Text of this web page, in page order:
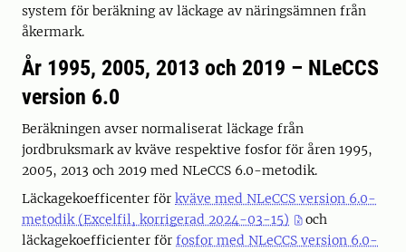
system för beräkning av läckage av näringsämnen från
åkermark.
År 1995, 2005, 2013 och 2019 – NLeCCS
version 6.0
Beräkningen avser normaliserat läckage från
jordbruksmark av kväve respektive fosfor för åren 1995,
2005, 2013 och 2019 med NLeCCS 6.0-metodik.
Läckagekoefficenter för kväve med NLeCCS version 6.0-
metodik (Excelfil, korrigerad 2024-03-15)
och
läckagekoefficienter för fosfor med NLeCCS version 6.0-